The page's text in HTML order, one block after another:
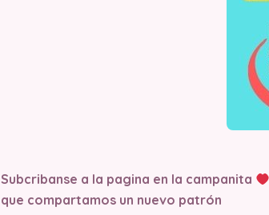
Subcribanse a la pagina en la campanita
que compartamos un nuevo patrón